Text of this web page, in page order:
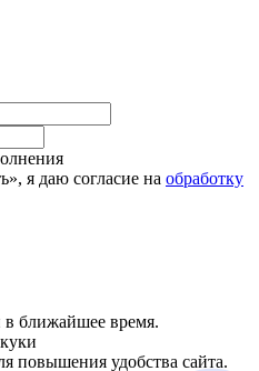
я даю согласие на обработку
ближайшее время.
повышения удобства сайта.